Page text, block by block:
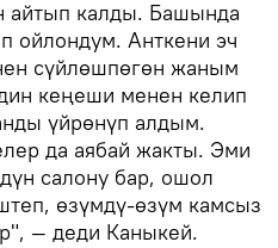
айтып калды. Башында
ойлондум. Анткени эч
сүйлөшпөгөн жаным
кеңеши менен келип
үйрөнүп алдым.
да аябай жакты. Эми
салону бар, ошол
өзүмдү-өзүм камсыз
— деди Каныкей.